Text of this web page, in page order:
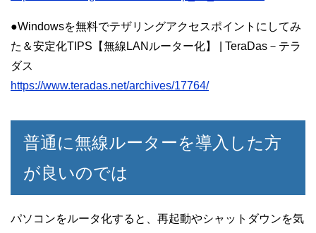
●Windowsを無料でテザリングアクセスポイントにしてみ
た＆安定化TIPS【無線LANルーター化】 | TeraDas－テラ
ダス
https://www.teradas.net/archives/17764/
普通に無線ルーターを導入した方
が良いのでは
パソコンをルータ化すると、再起動やシャットダウンを気